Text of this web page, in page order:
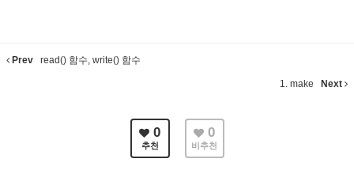
Prev read() 함수, write() 함수
1. make Next
0
추천
0
비추천